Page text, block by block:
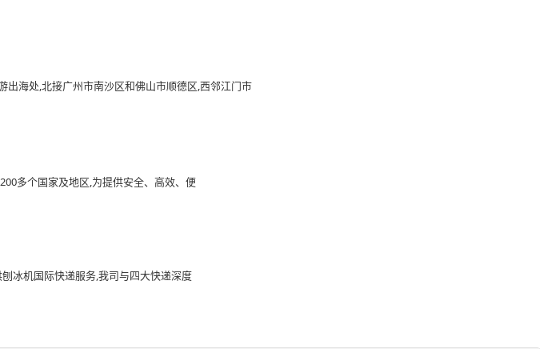
出海处,北接广州市南沙区和佛山市顺德区,西邻江门市
多个国家及地区,为提供安全、高效、便
冰机国际快递服务,我司与四大快递深度